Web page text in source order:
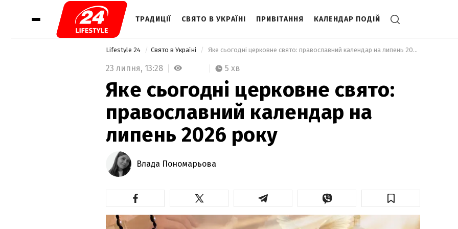
ТРАДИЦІЇ СВЯТО В УКРАЇНІ ПРИВІТАННЯ КАЛЕНДАР ПОДІЙ
Lifestyle 24 Свято в Україні Яке сьогодні церковне свято: православний календар на липень 2026 року
23 липня, 13:28 5 хв
Яке сьогодні церковне свято:
православний календар на
липень 2026 року
Влада Пономарьова